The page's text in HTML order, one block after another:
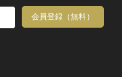
会員登録（無料）